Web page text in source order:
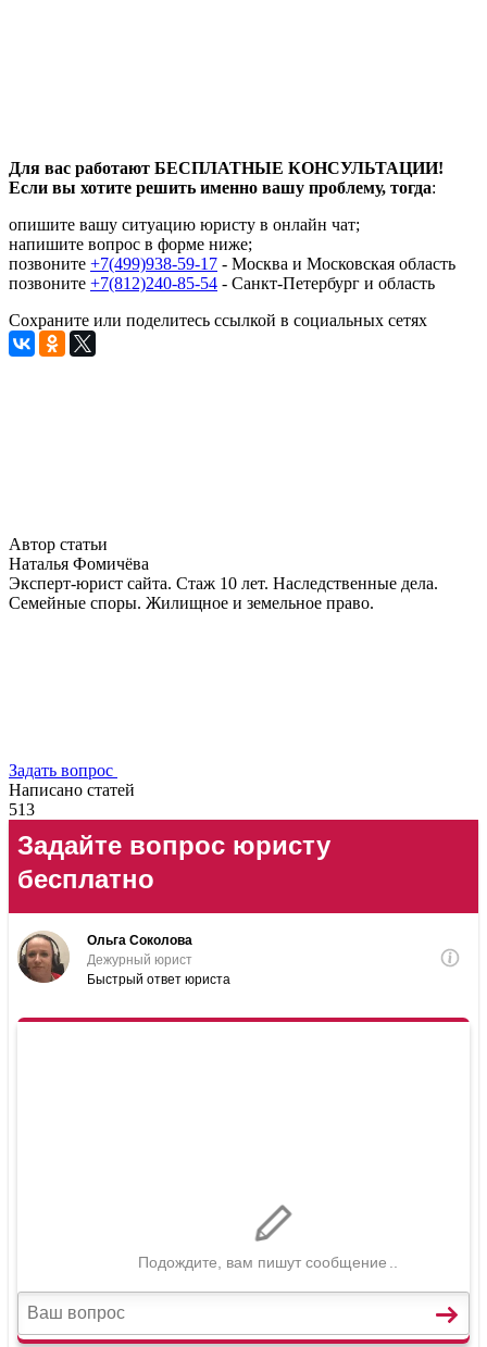
Для вас работают БЕСПЛАТНЫЕ КОНСУЛЬТАЦИИ!
Если вы хотите решить именно вашу проблему, тогда:
опишите вашу ситуацию юристу в онлайн чат;
напишите вопрос в форме ниже;
позвоните +7(499)938-59-17 - Москва и Московская область
позвоните +7(812)240-85-54 - Санкт-Петербург и область
Сохраните или поделитесь ссылкой в социальных сетях
Автор статьи
Наталья Фомичёва
Эксперт-юрист сайта. Стаж 10 лет. Наследственные дела.
Семейные споры. Жилищное и земельное право.
Задать вопрос
Написано статей
513